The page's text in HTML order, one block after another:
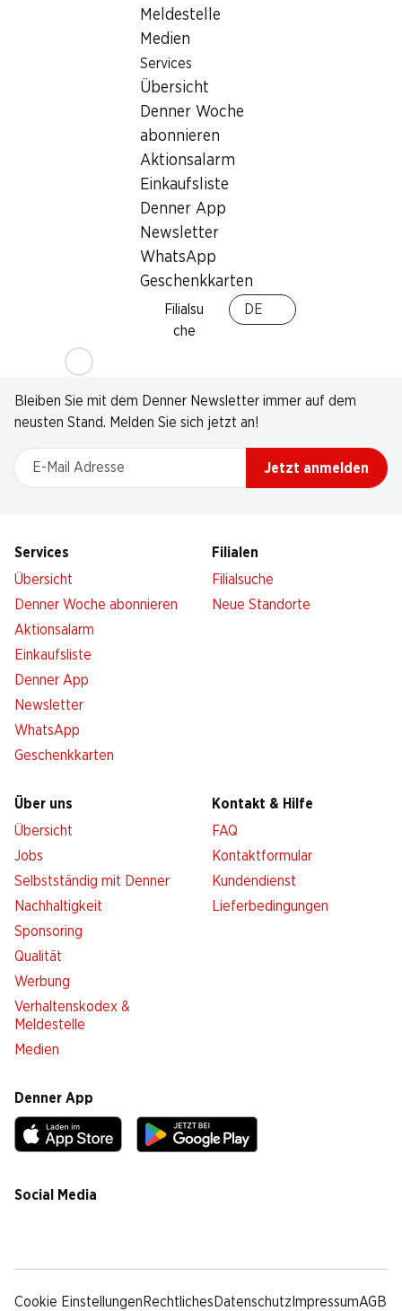
Meldestelle
Medien
Services
Übersicht
Denner Woche
abonnieren
Aktionsalarm
Einkaufsliste
Denner App
Newsletter
WhatsApp
Geschenkkarten
Filialsu
che
DE
Newsletter
Bleiben Sie mit dem Denner Newsletter immer auf dem
neusten Stand. Melden Sie sich jetzt an!
E-Mail Adresse
Jetzt anmelden
Services
Übersicht
Denner Woche abonnieren
Aktionsalarm
Einkaufsliste
Denner App
Newsletter
WhatsApp
Geschenkkarten
Filialen
Filialsuche
Neue Standorte
Über uns
Übersicht
Jobs
Selbstständig mit Denner
Nachhaltigkeit
Sponsoring
Qualität
Werbung
Verhaltenskodex &
Meldestelle
Medien
Kontakt & Hilfe
FAQ
Kontaktformular
Kundendienst
Lieferbedingungen
Denner App
Social Media
Cookie Einstellungen Rechtliches Datenschutz ImpressumAGB